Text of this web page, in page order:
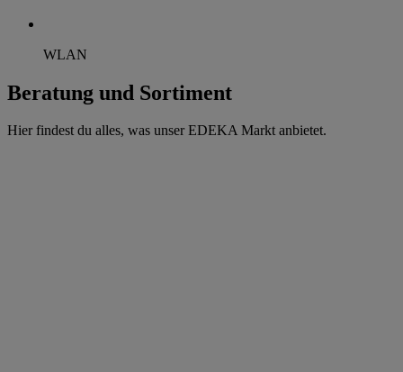
WLAN
Beratung und Sortiment
Hier findest du alles, was unser EDEKA Markt anbietet.